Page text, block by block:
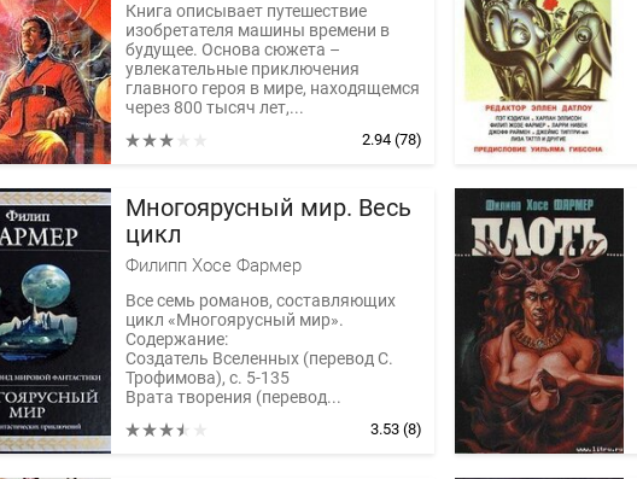
Книга описывает путешествие
изобретателя машины времени в
будущее. Основа сюжета –
увлекательные приключения
главного героя в мире, находящемся
через 800 тысяч лет,...
2.94 (78)
Многоярусный мир. Весь
цикл
Филипп Хосе Фармер
Все семь романов, составляющих
цикл «Многоярусный мир».
Содержание:
Создатель Вселенных (перевод С.
Трофимова), с. 5-135
Врата творения (перевод...
3.53 (8)